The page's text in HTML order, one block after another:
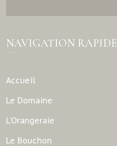
NAVIGATION RAPIDE
Accueil
Le Domaine
L'Orangeraie
Le Bouchon